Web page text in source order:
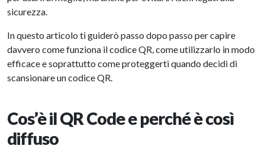
sicurezza.
In questo articolo ti guiderò passo dopo passo per capire
davvero come funziona il codice QR, come utilizzarlo in modo
efficace e soprattutto come proteggerti quando decidi di
scansionare un codice QR.
Cos’è il QR Code e perché è così
diffuso